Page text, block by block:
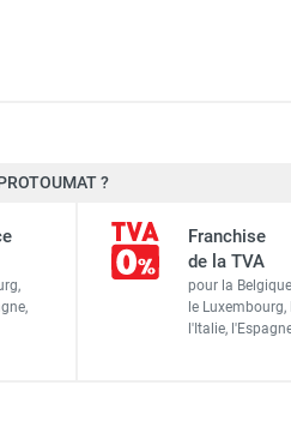
25,4 mm
L x l x H 40 x 3,2 x
20
?
Franchise
de la TVA
pour la
le Luxembourg,
l'Italie,